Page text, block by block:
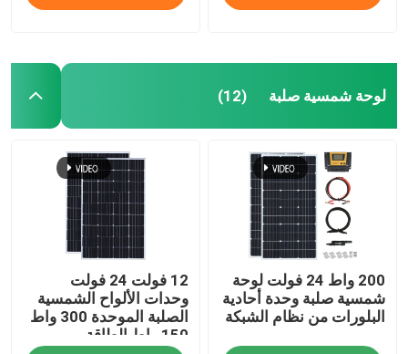
لوحة شمسية صلبة (12)
200 واط 24 فولت لوحة
شمسية صلبة وحدة أحادية
البلورات من نظام الشبكة
12 فولت 24 فولت
وحدات الألواح الشمسية
الصلبة الموحدة 300 واط
150 واط الطاقة